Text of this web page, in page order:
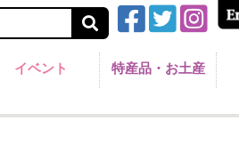
イベント 特産品・お土産